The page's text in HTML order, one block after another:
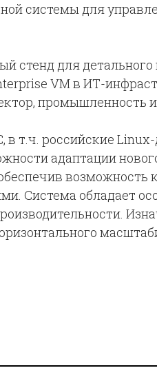
системы для
стенд для
VM в ИТ-
промышленность и
т.ч. российские
адаптации
возможность
Система обладает